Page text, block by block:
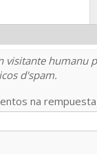
visitante humanu
d'spam.
na